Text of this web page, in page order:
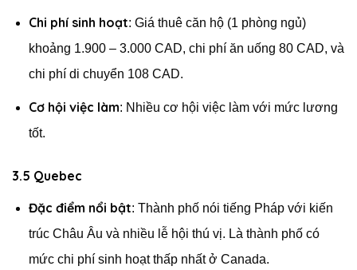
Chi phí sinh hoạt: Giá thuê căn hộ (1 phòng ngủ)
khoảng 1.900 – 3.000 CAD, chi phí ăn uống 80 CAD, và
chi phí di chuyển 108 CAD.
Cơ hội việc làm: Nhiều cơ hội việc làm với mức lương
tốt.
3.5 Quebec
Đặc điểm nổi bật: Thành phố nói tiếng Pháp với kiến
trúc Châu Âu và nhiều lễ hội thú vị. Là thành phố có
mức chi phí sinh hoạt thấp nhất ở Canada.